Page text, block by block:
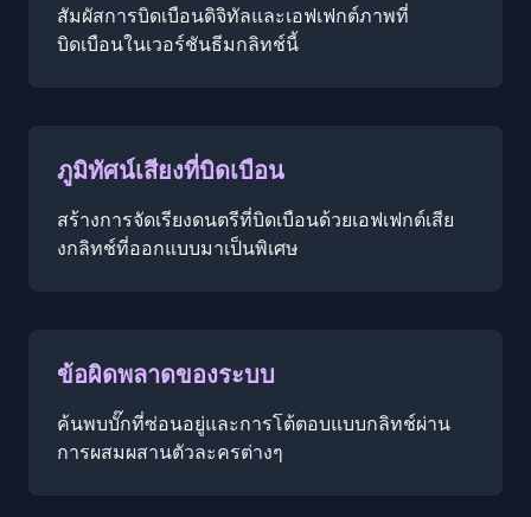
สัมผัสการบิดเบือนดิจิทัลและเอฟเฟกต์ภาพที่
บิดเบือนในเวอร์ชันธีมกลิทช์นี้
ภูมิทัศน์เสียงที่บิดเบือน
สร้างการจัดเรียงดนตรีที่บิดเบือนด้วยเอฟเฟกต์เสีย
งกลิทช์ที่ออกแบบมาเป็นพิเศษ
ข้อผิดพลาดของระบบ
ค้นพบบั๊กที่ซ่อนอยู่และการโต้ตอบแบบกลิทช์ผ่าน
การผสมผสานตัวละครต่างๆ